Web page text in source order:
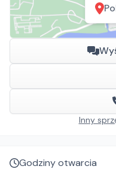
Inny
Godziny otwarcia